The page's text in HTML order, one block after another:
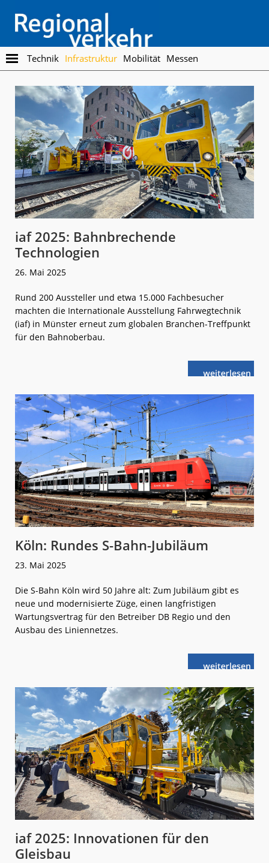
main
content
footer
Regionalverkehr
Die
Fachzeitschrift
den
Öffentlichen
Personennahverkehr
Technik Infrastruktur Mobilität Messen
iaf 2025: Bahnbrechende
Technologien
26. Mai 2025
Rund 200 Aussteller und etwa 15.000 Fachbesucher
machten die Internationale Ausstellung Fahrwegtechnik
(iaf) in Münster erneut zum globalen Branchen-Treffpunkt
für den Bahnoberbau.
weiterlese
niaf 2025:
Köln: Rundes S-Bahn-Jubiläum
23. Mai 2025
Die S-Bahn Köln wird 50 Jahre alt: Zum Jubiläum gibt es
neue und modernisierte Züge, einen langfristigen
Wartungsvertrag für den Betreiber DB Regio und den
Ausbau des Liniennetzes.
weiterlese
nKöln:
Bahn-
Jubiläum
iaf 2025: Innovationen für den
Gleisbau